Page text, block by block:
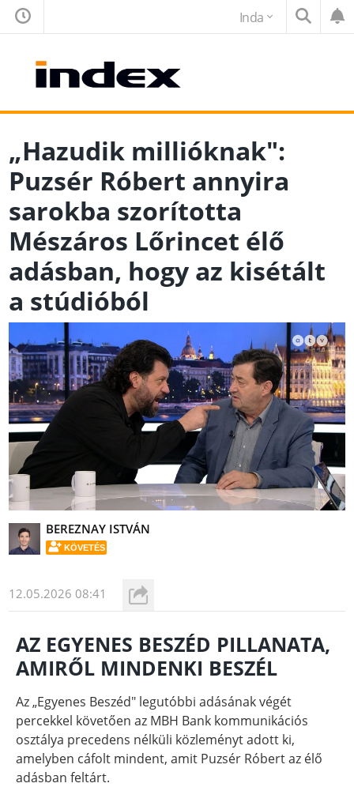
Inda
„Hazudik millióknak":
Puzsér Róbert annyira
sarokba szorította
Mészáros Lőrincet élő
adásban, hogy az kisétált
a stúdióból
BEREZNAY ISTVÁN
KÖVETÉS
12.05.2026 08:41
AZ EGYENES BESZÉD PILLANATA,
AMIRŐL MINDENKI BESZÉL
Az „Egyenes Beszéd" legutóbbi adásának végét
percekkel követően az MBH Bank kommunikációs
osztálya precedens nélküli közleményt adott ki,
amelyben cáfolt mindent, amit Puzsér Róbert az élő
adásban feltárt.